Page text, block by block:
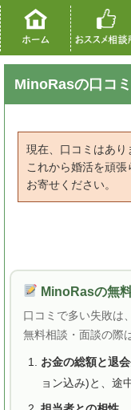
MinoRasの口コ
現在、口コミはあり
これから婚活を頑
お寄せください。
MinoRasの無
口コミで多い失敗は
無料相談・面談の際
お金の総額と退
ョン込み)と、途